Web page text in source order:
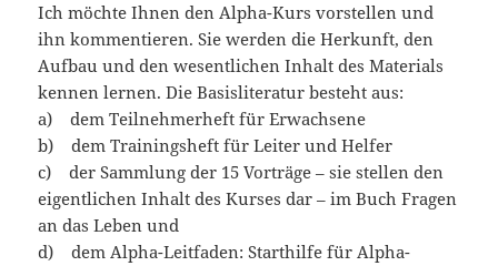
Ich möchte Ihnen den Alpha-Kurs vorstellen und
ihn kommentieren. Sie werden die Herkunft, den
Aufbau und den wesentlichen Inhalt des Materials
kennen lernen. Die Basisliteratur besteht aus:
a) dem Teilnehmerheft für Erwachsene
b) dem Trainingsheft für Leiter und Helfer
c) der Sammlung der 15 Vorträge – sie stellen den
eigentlichen Inhalt des Kurses dar – im Buch Fragen
an das Leben und
d) dem Alpha-Leitfaden: Starthilfe für Alpha-